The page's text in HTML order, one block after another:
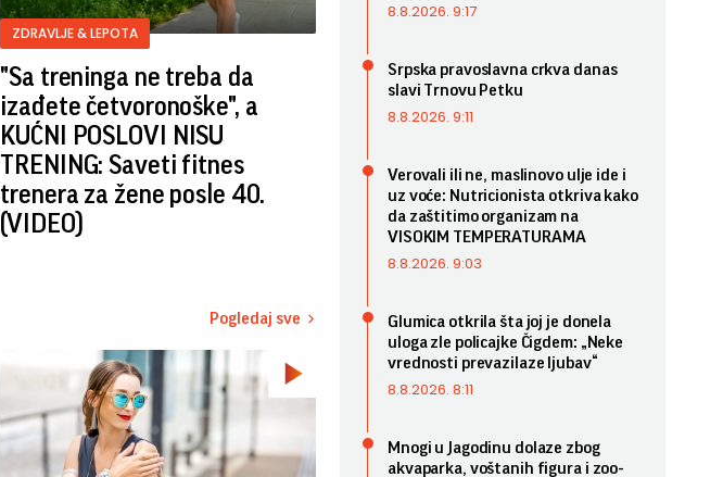
ZDRAVLJE & LEPOTA
"Sa treninga ne treba da
izađete četvoronoške", a
KUĆNI POSLOVI NISU
TRENING: Saveti fitnes
trenera za žene posle 40.
(VIDEO)
Pogledaj sve
8.8.2026. 9:17
Srpska pravoslavna crkva danas
slavi Trnovu Petku
8.8.2026. 9:11
Verovali ili ne, maslinovo ulje ide i
uz voće: Nutricionista otkriva kako
da zaštitimo organizam na
VISOKIM TEMPERATURAMA
8.8.2026. 9:03
Glumica otkrila šta joj je donela
uloga zle policajke Čigdem: „Neke
vrednosti prevazilaze ljubav“
8.8.2026. 8:11
Mnogi u Jagodinu dolaze zbog
akvaparka, voštanih figura i zoo-